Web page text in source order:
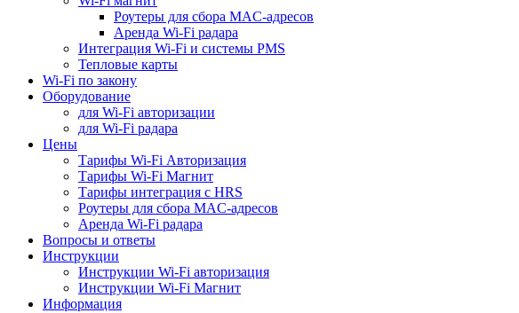
Роутеры для сбора MAC-адресов
Аренда Wi-Fi радара
Интеграция Wi-Fi и системы PMS
Тепловые карты
Wi-Fi по закону
Оборудование
для Wi-Fi авторизации
для Wi-Fi радара
Цены
Тарифы Wi-Fi Авторизация
Тарифы Wi-Fi Магнит
Тарифы интеграция с HRS
Роутеры для сбора MAC-адресов
Аренда Wi-Fi радара
Вопросы и ответы
Инструкции
Инструкции Wi-Fi авторизация
Инструкции Wi-Fi Магнит
Информация